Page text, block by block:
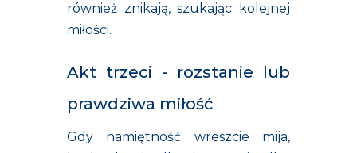
również znikają, szukając kolejnej
miłości.
Akt trzeci - rozstanie lub
prawdziwa miłość
Gdy namiętność wreszcie mija,